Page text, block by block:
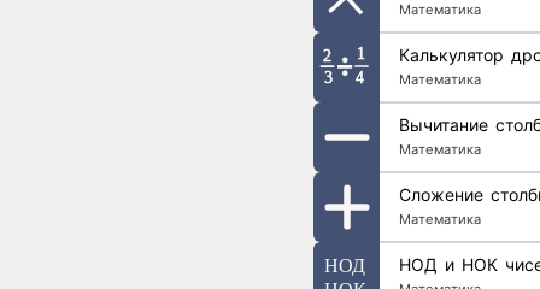
Математика
Калькулятор
Математика
Вычитание
Математика
Сложение
Математика
НОД и НОК